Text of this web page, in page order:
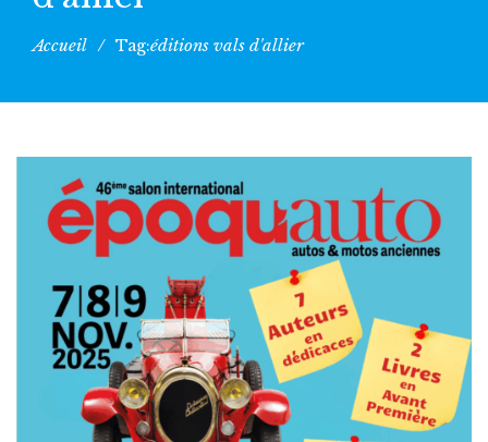
Accueil / Tag:éditions vals d'allier